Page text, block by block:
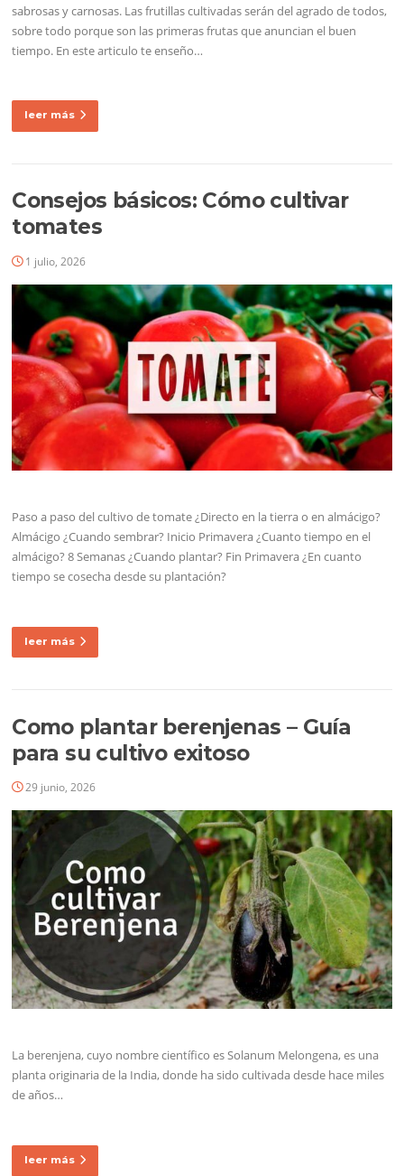
sabrosas y carnosas. Las frutillas cultivadas serán del agrado de todos,
sobre todo porque son las primeras frutas que anuncian el buen
tiempo. En este articulo te enseño…
leer más
Consejos básicos: Cómo cultivar
tomates
1 julio, 2026
Paso a paso del cultivo de tomate ¿Directo en la tierra o en almácigo?
Almácigo ¿Cuando sembrar? Inicio Primavera ¿Cuanto tiempo en el
almácigo? 8 Semanas ¿Cuando plantar? Fin Primavera ¿En cuanto
tiempo se cosecha desde su plantación?
leer más
Como plantar berenjenas – Guía
para su cultivo exitoso
29 junio, 2026
La berenjena, cuyo nombre científico es Solanum Melongena, es una
planta originaria de la India, donde ha sido cultivada desde hace miles
de años…
leer más